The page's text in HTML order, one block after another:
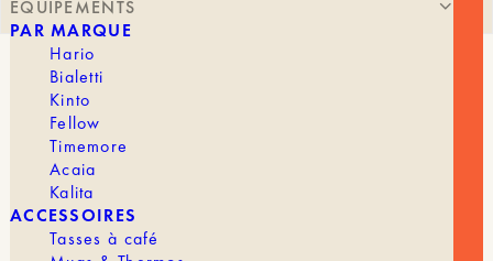
ÉQUIPEMENTS
PAR MARQUE
Hario
Bialetti
Kinto
Fellow
Timemore
Acaia
Kalita
ACCESSOIRES
Tasses à café
DINAMICA – FEB 3535
À PARTIR DE